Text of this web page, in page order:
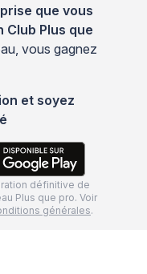
que vous
Club Plus que
vous gagnez
et soyez
définitive de
Plus que pro. Voir
générales.